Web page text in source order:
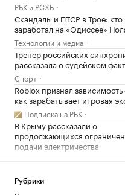
РБК и РСХБ
Скандалы и ПТСР в Трое: кто
заработал на «Одиссее»
Технологии и медиа
Тренер российских
рассказала о судейском
Спорт
Roblox признал
как зарабатывает игровая
Подписка на РБК
В Крыму рассказали о
продолжающихся
подачи электричества
Общество
беспилотника над
Рубрики